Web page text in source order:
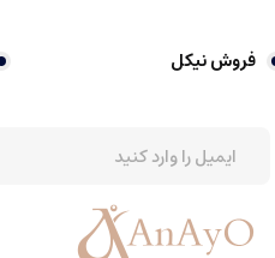
فروش نیکل